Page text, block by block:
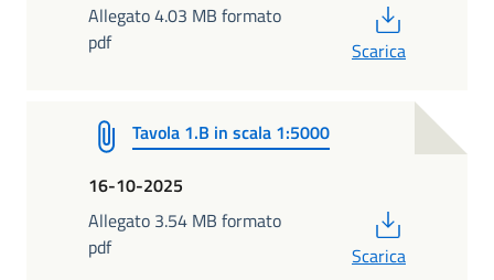
Allegato 4.03 MB formato
pdf
Scarica
Tavola 1.B in scala 1:5000
16-10-2025
Allegato 3.54 MB formato
pdf
Scarica